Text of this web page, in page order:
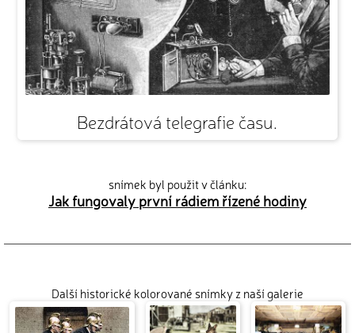
Bezdrátová telegrafie času.
snímek byl použit v článku:
Jak fungovaly první rádiem řízené hodiny
Další historické kolorované snímky z naší galerie